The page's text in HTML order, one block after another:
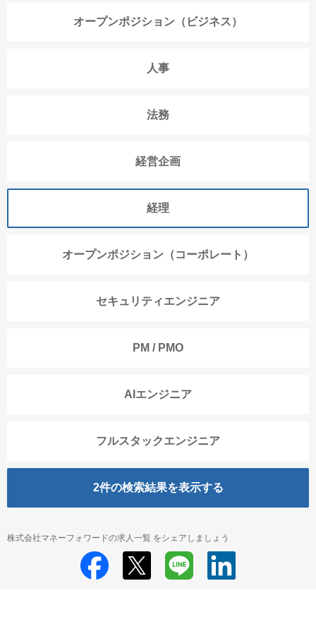
オープンポジション（ビジネス）
人事
法務
経営企画
経理
オープンポジション（コーポレート）
セキュリティエンジニア
PM / PMO
AIエンジニア
フルスタックエンジニア
2件の検索結果を表示する
株式会社マネーフォワードの求人一覧 をシェアしましょう